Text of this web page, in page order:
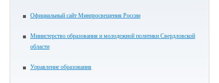
Официальный сайт Минпросвещения России
Министерство образования и молодежной политики Свердловской
области
Управление образования